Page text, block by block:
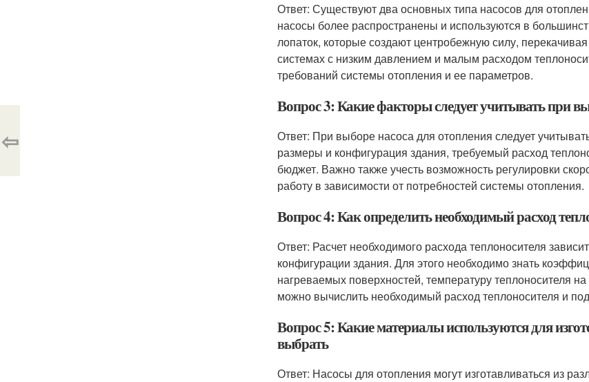
Ответ: Существуют два основных типа насосов для
насосы более распространены и используются в
лопаток, которые создают центробежную силу,
системах с низким давлением и малым расходом
требований системы отопления и ее параметров.
Вопрос 3: Какие факторы следует учитывать при
Ответ: При выборе насоса для отопления следует
размеры и конфигурация здания, требуемый расход
бюджет. Важно также учесть возможность регулировки
работу в зависимости от потребностей системы отопления.
Вопрос 4: Как определить необходимый расход
Ответ: Расчет необходимого расхода теплоносителя
конфигурации здания. Для этого необходимо знать
нагреваемых поверхностей, температуру теплоносителя
можно вычислить необходимый расход теплоносителя и
Вопрос 5: Какие материалы используются для
выбрать
Ответ: Насосы для отопления могут изготавливаться из
⇦